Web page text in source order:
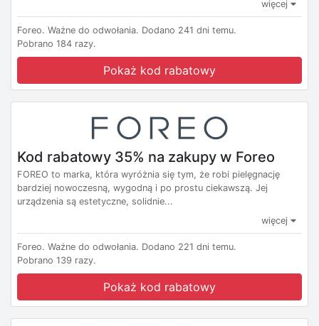
więcej
Foreo. Ważne do odwołania. Dodano 241 dni temu.
Pobrano 184 razy.
Pokaż kod rabatowy
Kod rabatowy 35% na zakupy w Foreo
FOREO to marka, która wyróżnia się tym, że robi pielęgnację
bardziej nowoczesną, wygodną i po prostu ciekawszą. Jej
urządzenia są estetyczne, solidnie...
więcej
Foreo. Ważne do odwołania. Dodano 221 dni temu.
Pobrano 139 razy.
Pokaż kod rabatowy